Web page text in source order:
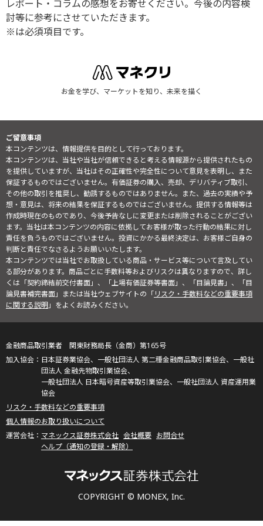
レポート・コラムの感想をお寄せください。今後の内容検
討等に参考にさせていただきます。
※は必須項目です。
お金を学び、マーケットを知り、未来を描く
ご留意事項
本コンテンツは、情報提供を目的として行っております。
本コンテンツは、当社や当社が信頼できると考える情報源から提供されたもの
を提供していますが、当社はその正確性や完全性について意見を表明し、また
保証するものではございません。有価証券の購入、売却、デリバティブ取引、
その他の取引を推奨し、勧誘するものではありません。また、過去の実績や予
想・意見は、将来の結果を保証するものではございません。提供する情報等は
作成時現在のものであり、今後予告なしに変更または削除されることがござい
ます。当社は本コンテンツの内容に依拠してお客様が取った行動の結果に対し
責任を負うものではございません。投資にかかる最終決定は、お客様ご自身の
判断と責任でなさるようお願いいたします。
本コンテンツでは当社でお取扱している商品・サービス等について言及してい
る部分があります。商品ごとに手数料等およびリスクは異なりますので、詳し
くは「契約締結前交付書面」、「上場有価証券等書面」、「目論見書」、「目
論見書補完書面」または当社ウェブサイトの「リスク・手数料などの重要事項
に関する説明」をよくお読みください。
COPYRIGHT © MONEX, Inc.
金融商品取引業者 関東財務局長（金商）第165号
日本証券業協会、一般社団法人 第二種金融商品取引業協会、一般社
団法人 金融先物取引業協会、
一般社団法人 日本暗号資産等取引業協会、一般社団法人 資産運用業
協会
リスク・手数料などの重要事項
個人情報のお取り扱いについて
マネックス証券株式会社 会社概要 お問合せ
ヘルプ（通知の登録・解除）